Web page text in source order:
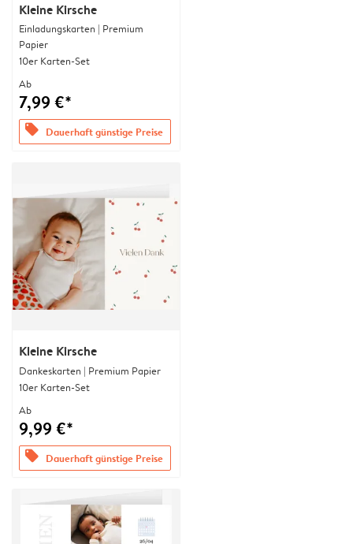
Kleine Kirsche
Einladungskarten | Premium
Papier
10er Karten-Set
Ab
7,99 €*
offers Dauerhaft günstige Preise
Kleine Kirsche
Dankeskarten | Premium Papier
10er Karten-Set
Ab
9,99 €*
offers Dauerhaft günstige Preise